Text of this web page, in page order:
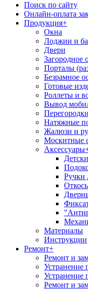
Поиск по сайту
Онлайн-оплата
Продукция+
Окна
Лоджии и
Двери
Загородное
Порталы
Безрамное
Готовые
Роллеты и
Вывод
Перегородки
Натяжные
Жалюзи и
Москитные
Аксессуары
Ручки
Материалы
Инструкции
Ремонт+
Ремонт и
Устранение
Устранение
Ремонт и